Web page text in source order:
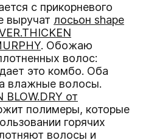
с прикорневого
выручат лосьон shape
. Обожаю
волос:
это комбо. Оба
влажные волосы.
BLOW.DRY от
полимеры, которые
горячих
волосы и